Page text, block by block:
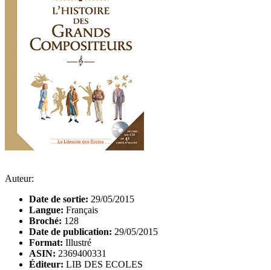
Auteur:
Date de sortie: 29/05/2015
Langue: Français
Broché: 128
Date de publication: 29/05/2015
Format: Illustré
ASIN: 2369400331
Éditeur: LIB DES ECOLES